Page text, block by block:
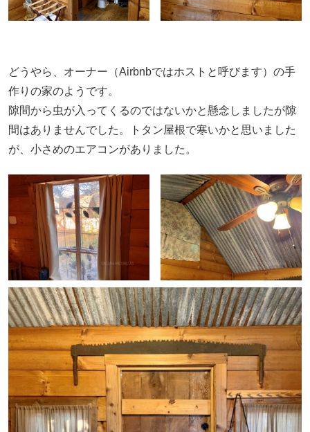
どうやら、オーナー（Airbnbではホストと呼びます）の手
作りの家のようです。
隙間から虫が入ってくるのではないかと懸念しましたが隙
間はありませんでした。トタン屋根で寒いかと思いました
が、小さめのエアコンがありました。